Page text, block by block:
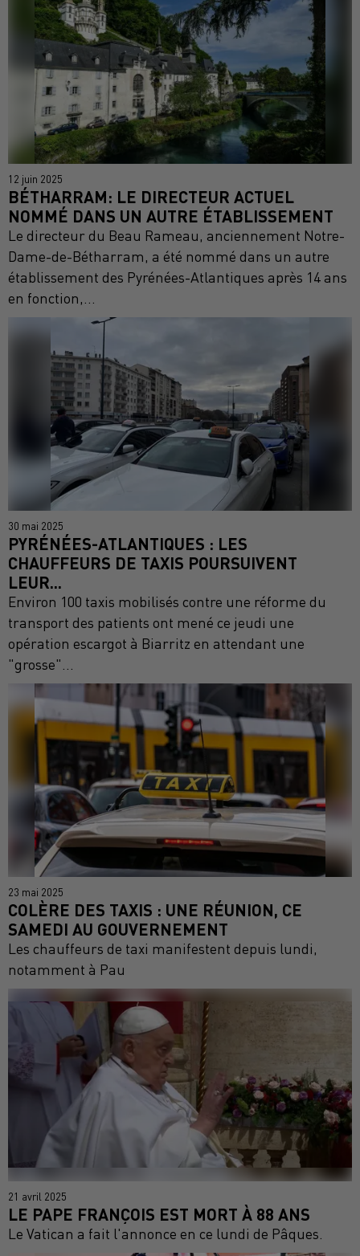
12 juin 2025
BÉTHARRAM: LE DIRECTEUR ACTUEL
NOMMÉ DANS UN AUTRE ÉTABLISSEMENT
Le directeur du Beau Rameau, anciennement Notre-
Dame-de-Bétharram, a été nommé dans un autre
établissement des Pyrénées-Atlantiques après 14 ans
en fonction,...
30 mai 2025
PYRÉNÉES-ATLANTIQUES : LES
CHAUFFEURS DE TAXIS POURSUIVENT
LEUR...
Environ 100 taxis mobilisés contre une réforme du
transport des patients ont mené ce jeudi une
opération escargot à Biarritz en attendant une
"grosse"...
23 mai 2025
COLÈRE DES TAXIS : UNE RÉUNION, CE
SAMEDI AU GOUVERNEMENT
Les chauffeurs de taxi manifestent depuis lundi,
notamment à Pau
21 avril 2025
LE PAPE FRANÇOIS EST MORT À 88 ANS
Le Vatican a fait l'annonce en ce lundi de Pâques.